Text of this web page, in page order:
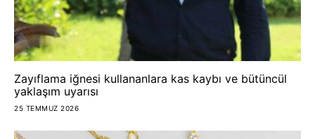
Zayıflama iğnesi kullananlara kas kaybı ve bütüncül
yaklaşım uyarısı
25 TEMMUZ 2026